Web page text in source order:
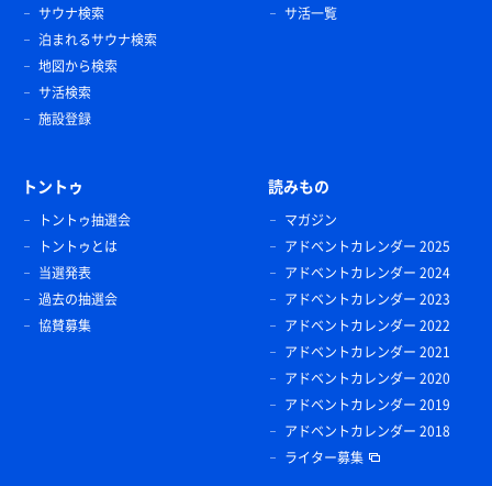
サウナ検索
泊まれるサウナ検索
地図から検索
サ活検索
施設登録
サ活一覧
トントゥ
トントゥ抽選会
トントゥとは
当選発表
過去の抽選会
協賛募集
読みもの
マガジン
アドベントカレンダー 2025
アドベントカレンダー 2024
アドベントカレンダー 2023
アドベントカレンダー 2022
アドベントカレンダー 2021
アドベントカレンダー 2020
アドベントカレンダー 2019
アドベントカレンダー 2018
ライター募集